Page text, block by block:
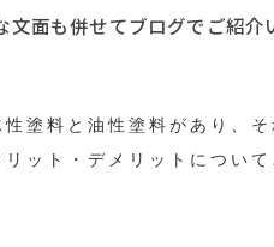
面も併せてブログでご紹介
塗料と油性塗料があり、
ット・デメリットについて